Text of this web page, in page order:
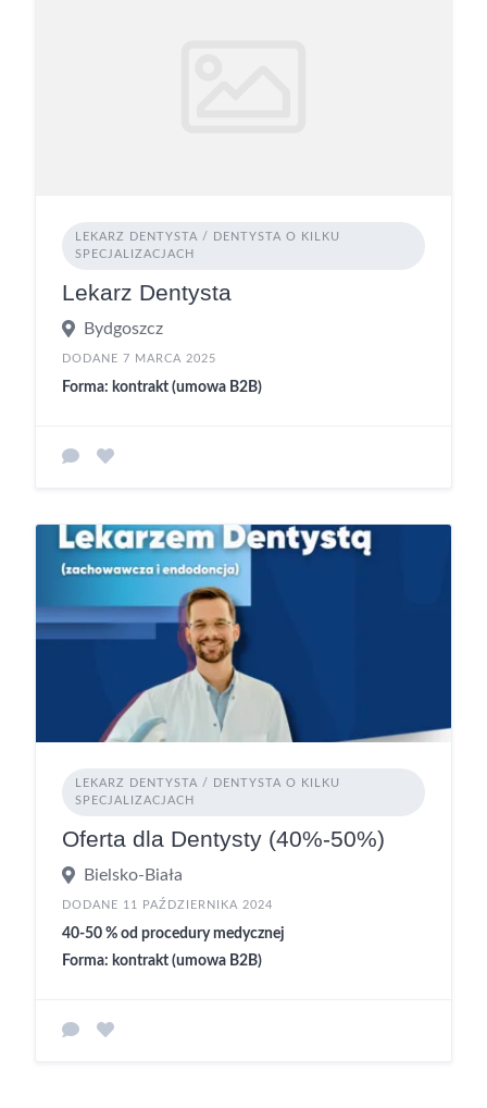
LEKARZ DENTYSTA / DENTYSTA O KILKU
SPECJALIZACJACH
Lekarz Dentysta
Bydgoszcz
DODANE 7 MARCA 2025
Forma: kontrakt (umowa B2B)
LEKARZ DENTYSTA / DENTYSTA O KILKU
SPECJALIZACJACH
Oferta dla Dentysty (40%-50%)
Bielsko-Biała
DODANE 11 PAŹDZIERNIKA 2024
40-50 % od procedury medycznej
Forma: kontrakt (umowa B2B)